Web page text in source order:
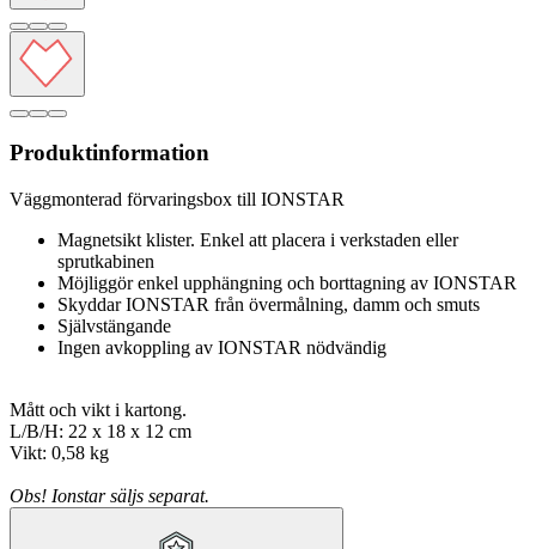
Produktinformation
Väggmonterad förvaringsbox till IONSTAR
Magnetsikt klister. Enkel att placera i verkstaden eller
sprutkabinen
Möjliggör enkel upphängning och borttagning av IONSTAR
Skyddar IONSTAR från övermålning, damm och smuts
Självstängande
Ingen avkoppling av IONSTAR nödvändig
Mått och vikt i kartong.
L/B/H: 22 x 18 x 12 cm
Vikt: 0,58 kg
Obs! Ionstar säljs separat.